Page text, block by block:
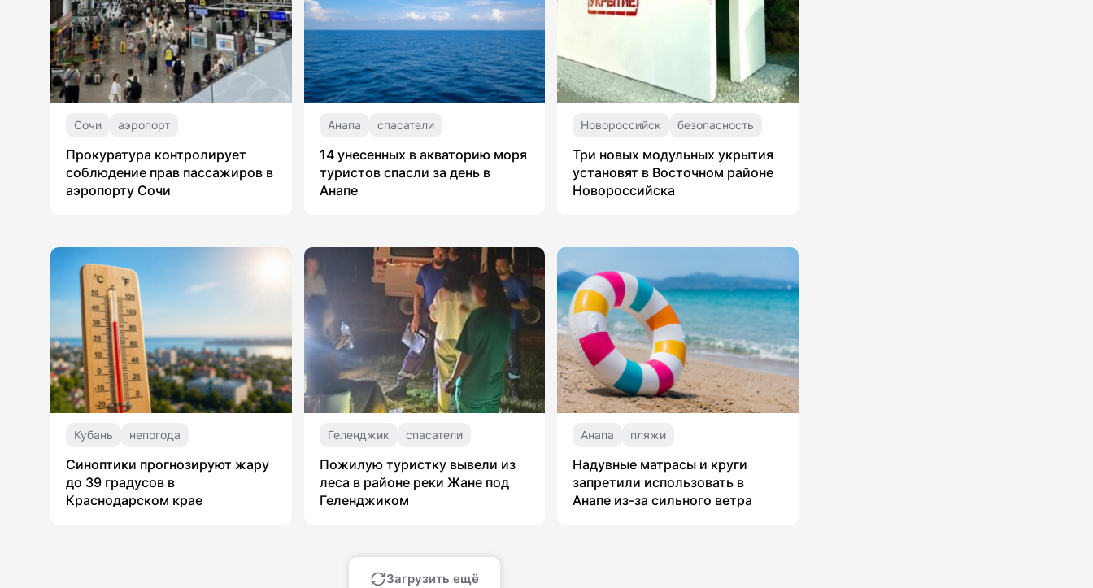
Сочи аэропорт
Прокуратура контролирует
соблюдение прав пассажиров в
аэропорту Сочи
Анапа спасатели
14 унесенных в акваторию моря
туристов спасли за день в
Анапе
Новороссийск безопасность
Три новых модульных укрытия
установят в Восточном районе
Новороссийска
Кубань непогода
Синоптики прогнозируют жару
до 39 градусов в
Краснодарском крае
Геленджик спасатели
Пожилую туристку вывели из
леса в районе реки Жане под
Геленджиком
Анапа пляжи
Надувные матрасы и круги
запретили использовать в
Анапе из-за сильного ветра
Загрузить ещё